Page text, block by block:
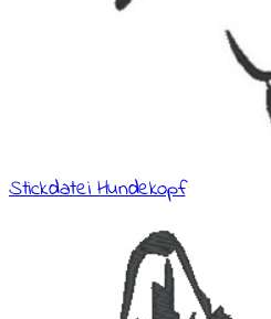
Stickdatei Hundekopf